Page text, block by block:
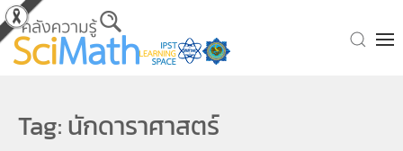
Skip to main content
Tag: นักดาราศาสตร์